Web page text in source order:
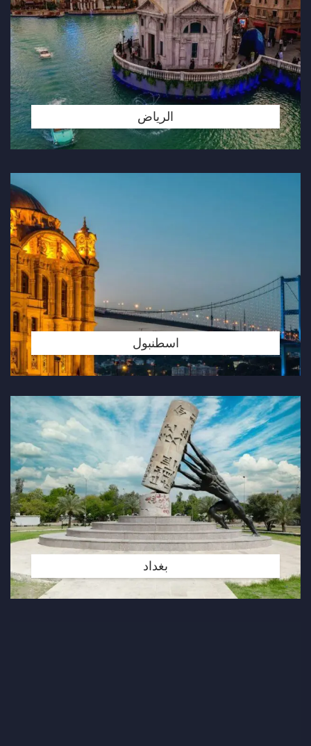
الرياض
اسطنبول
بغداد